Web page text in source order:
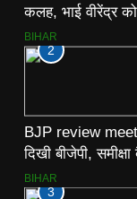
कलह, भाई वीरेंद्र
BIHAR
2
BJP review
दिखी बीजेपी,
BIHAR
3